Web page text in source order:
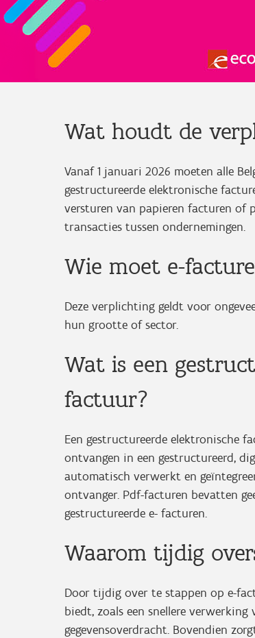
Wat houdt de
Vanaf 1 januari 2026 moeten alle
gestructureerde elektronische
versturen van papieren facturen of
transacties tussen ondernemingen.
Wie moet e-
Deze verplichting geldt voor
hun grootte of sector.
Wat is een
factuur?
Een gestructureerde elektronische
ontvangen in een gestructureerd,
automatisch verwerkt en
ontvanger. Pdf-facturen bevatten
gestructureerde e- facturen.
Waarom tijdig
Door tijdig over te stappen op e-
biedt, zoals een snellere
gegevensoverdracht. Bovendien